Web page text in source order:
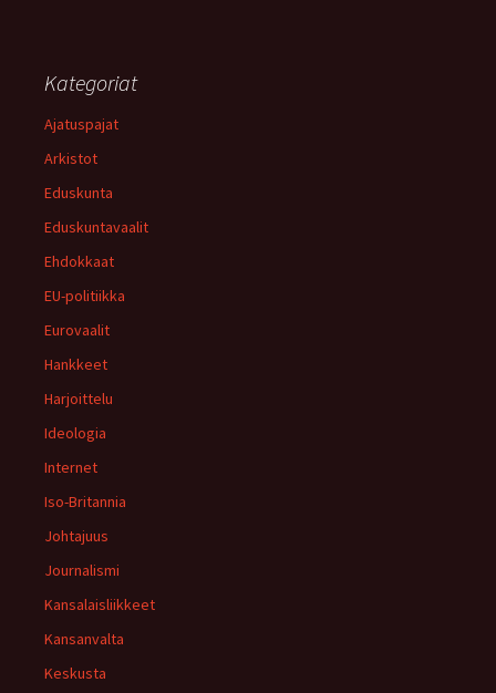
Kategoriat
Ajatuspajat
Arkistot
Eduskunta
Eduskuntavaalit
Ehdokkaat
EU-politiikka
Eurovaalit
Hankkeet
Harjoittelu
Ideologia
Internet
Iso-Britannia
Johtajuus
Journalismi
Kansalaisliikkeet
Kansanvalta
Keskusta